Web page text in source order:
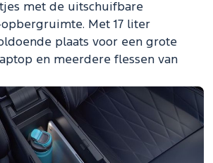
met de uitschuifbare
opbergruimte. Met 17 liter
plaats voor een grote
en meerdere flessen van